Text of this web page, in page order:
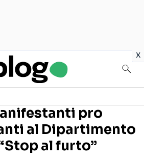
x
sui social
pro
al Dipartimento
al furto”